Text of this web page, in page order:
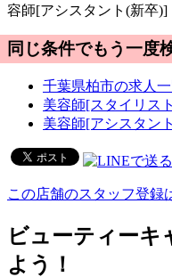
容師[アシスタント(新卒)]
同じ条件でもう一度
千葉県柏市の求人
美容師[スタイリス
美容師[アシスタン
この店舗のスタッフ登録
ビューティーキ
よう！